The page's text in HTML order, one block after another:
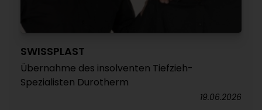
SWISSPLAST
Übernahme des insolventen Tiefzieh-
Spezialisten Durotherm
19.06.2026